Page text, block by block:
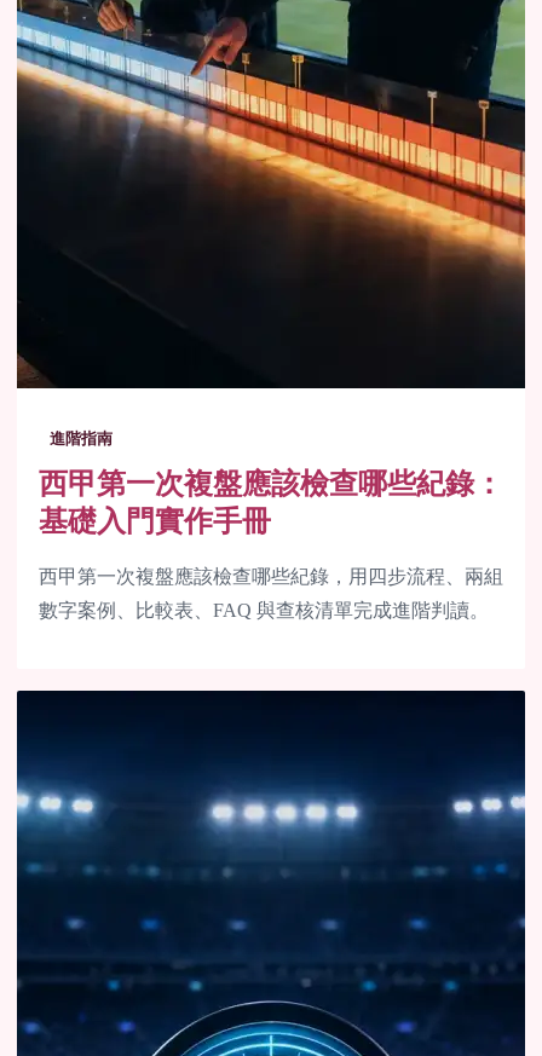
進階指南
西甲第一次複盤應該檢查哪些紀錄：
基礎入門實作手冊
西甲第一次複盤應該檢查哪些紀錄，用四步流程、兩組
數字案例、比較表、FAQ 與查核清單完成進階判讀。